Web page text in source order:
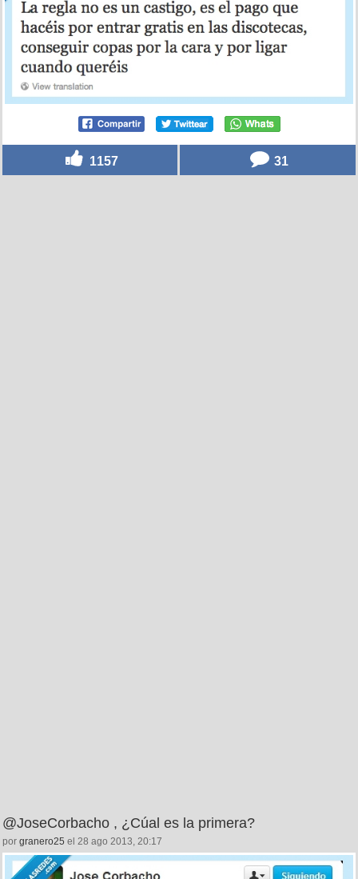
1157 31
@JoseCorbacho , ¿Cúal es la primera?
por granero25 el 28 ago 2013, 20:17